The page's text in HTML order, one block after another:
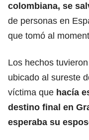
colombiana, se
de personas en
que tomó al
Los hechos
ubicado al sureste
víctima que hacía
destino final en
esperaba su